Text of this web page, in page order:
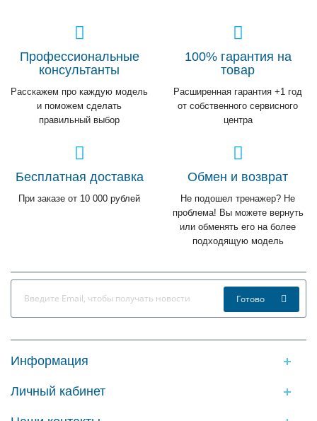
Профессиональные
консультанты
Расскажем про каждую модель
и поможем сделать
правильный выбор
100% гарантия на
товар
Расширенная гарантия +1 год
от собственного сервисного
центра
Бесплатная доставка
При заказе от 10 000 рублей
Обмен и возврат
Не подошел тренажер? Не
проблема! Вы можете вернуть
или обменять его на более
подходящую модель
Готово
Информация
Личный кабинет